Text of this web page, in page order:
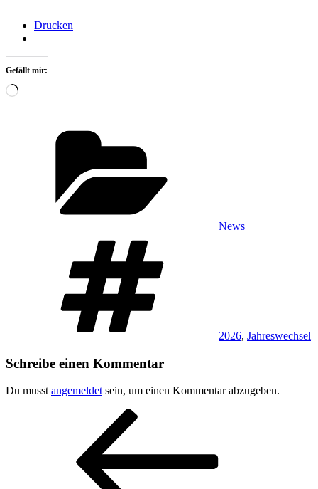
Drucken
Gefällt mir:
Wird
News
2026, Jahreswechsel
Schreibe einen Kommentar
Du musst angemeldet sein, um einen Kommentar abzugeben.
Beitragsnavigation